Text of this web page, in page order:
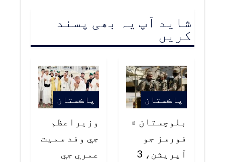
شاید آپ یہ بھی پسند
کریں
پاڪستان
بلوچستان ۾
فورسز جو
آپريشن، 3
پاڪستان
وزيراعظم
جي وفد سميت
عمري جي